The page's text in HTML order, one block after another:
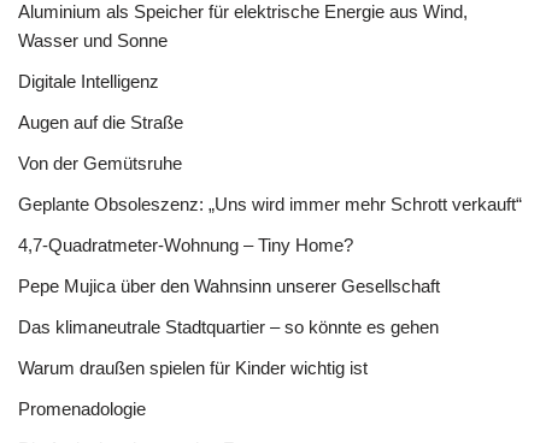
Aluminium als Speicher für elektrische Energie aus Wind,
Wasser und Sonne
Digitale Intelligenz
Augen auf die Straße
Von der Gemütsruhe
Geplante Obsoleszenz: „Uns wird immer mehr Schrott verkauft“
4,7-Quadratmeter-Wohnung – Tiny Home?
Pepe Mujica über den Wahnsinn unserer Gesellschaft
Das klimaneutrale Stadtquartier – so könnte es gehen
Warum draußen spielen für Kinder wichtig ist
Promenadologie